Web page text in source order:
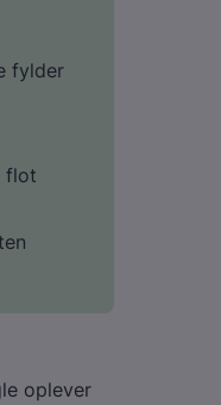
fylder
flot
oplever